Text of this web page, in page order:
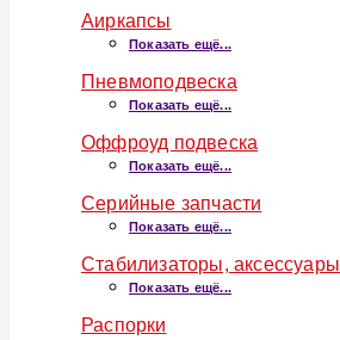
Аиркапсы
Показать ещё...
Пневмоподвеска
Показать ещё...
Оффроуд подвеска
Показать ещё...
Серийные запчасти
Показать ещё...
Стабилизаторы, аксессуары
Показать ещё...
Распорки